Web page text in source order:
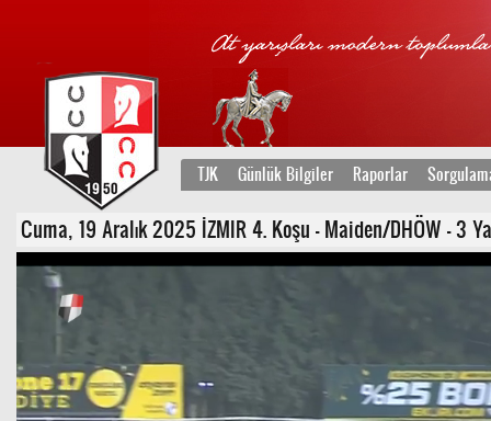
TJK Günlük Bilgiler Raporlar
Cuma, 19 Aralık 2025 İZMIR 4. Koşu - Maiden/DHÖW - 3